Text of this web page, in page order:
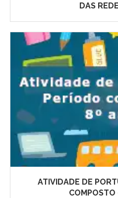
DAS
ATIVIDADE DE
COMPOSTO